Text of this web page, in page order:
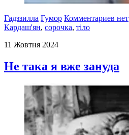
Гадззилла Гумор Комментариев нет
Кардаш'ян, сорочка, тіло
11 Жовтня 2024
Не така я вже зануда